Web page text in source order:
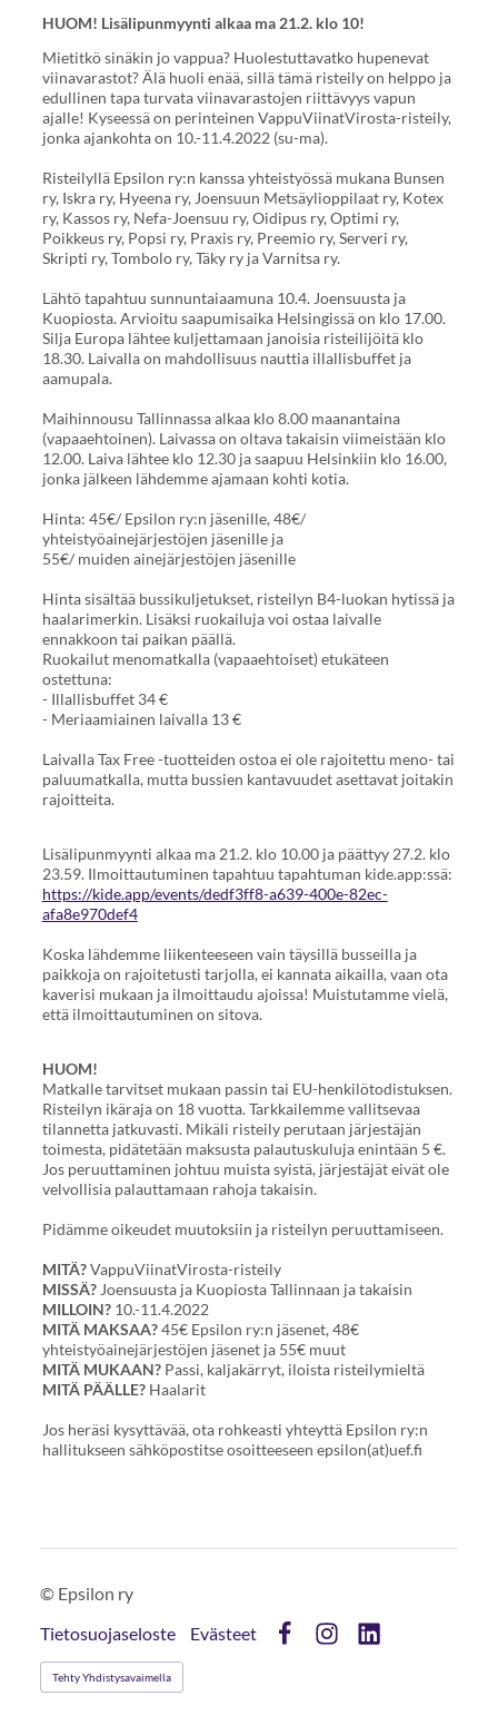
HUOM! Lisälipunmyynti alkaa ma 21.2. klo 10!
Mietitkö sinäkin jo vappua? Huolestuttavatko hupenevat
viinavarastot? Älä huoli enää, sillä tämä risteily on helppo ja
edullinen tapa turvata viinavarastojen riittävyys vapun
ajalle! Kyseessä on perinteinen VappuViinatVirosta-risteily,
jonka ajankohta on 10.-11.4.2022 (su-ma).
Risteilyllä Epsilon ry:n kanssa yhteistyössä mukana Bunsen
ry, Iskra ry, Hyeena ry, Joensuun Metsäylioppilaat ry, Kotex
ry, Kassos ry, Nefa-Joensuu ry, Oidipus ry, Optimi ry,
Poikkeus ry, Popsi ry, Praxis ry, Preemio ry, Serveri ry,
Skripti ry, Tombolo ry, Täky ry ja Varnitsa ry.
Lähtö tapahtuu sunnuntaiaamuna 10.4. Joensuusta ja
Kuopiosta. Arvioitu saapumisaika Helsingissä on klo 17.00.
Silja Europa lähtee kuljettamaan janoisia risteilijöitä klo
18.30. Laivalla on mahdollisuus nauttia illallisbuffet ja
aamupala.
Maihinnousu Tallinnassa alkaa klo 8.00 maanantaina
(vapaaehtoinen). Laivassa on oltava takaisin viimeistään klo
12.00. Laiva lähtee klo 12.30 ja saapuu Helsinkiin klo 16.00,
jonka jälkeen lähdemme ajamaan kohti kotia.
Hinta: 45€/ Epsilon ry:n jäsenille, 48€/
yhteistyöainejärjestöjen jäsenille ja
55€/ muiden ainejärjestöjen jäsenille
Hinta sisältää bussikuljetukset, risteilyn B4-luokan hytissä ja
haalarimerkin. Lisäksi ruokailuja voi ostaa laivalle
ennakkoon tai paikan päällä.
Ruokailut menomatkalla (vapaaehtoiset) etukäteen
ostettuna:
- Illallisbuffet 34 €
- Meriaamiainen laivalla 13 €
Laivalla Tax Free -tuotteiden ostoa ei ole rajoitettu meno- tai
paluumatkalla, mutta bussien kantavuudet asettavat joitakin
rajoitteita.
Lisälipunmyynti alkaa ma 21.2. klo 10.00 ja päättyy 27.2. klo
23.59. Ilmoittautuminen tapahtuu tapahtuman kide.app:ssä:
https://kide.app/events/dedf3ff8-a639-400e-82ec-
afa8e970def4
Koska lähdemme liikenteeseen vain täysillä busseilla ja
paikkoja on rajoitetusti tarjolla, ei kannata aikailla, vaan ota
kaverisi mukaan ja ilmoittaudu ajoissa! Muistutamme vielä,
että ilmoittautuminen on sitova.
HUOM!
Matkalle tarvitset mukaan passin tai EU-henkilötodistuksen.
Risteilyn ikäraja on 18 vuotta. Tarkkailemme vallitsevaa
tilannetta jatkuvasti. Mikäli risteily perutaan järjestäjän
toimesta, pidätetään maksusta palautuskuluja enintään 5 €.
Jos peruuttaminen johtuu muista syistä, järjestäjät eivät ole
velvollisia palauttamaan rahoja takaisin.
Pidämme oikeudet muutoksiin ja risteilyn peruuttamiseen.
MITÄ?VappuViinatVirosta-risteily
MISSÄ?Joensuusta ja Kuopiosta Tallinnaan ja takaisin
MILLOIN?10.-11.4.2022
MITÄ MAKSAA?45€ Epsilon ry:n jäsenet, 48€
yhteistyöainejärjestöjen jäsenet ja 55€ muut
MITÄ MUKAAN?Passi, kaljakärryt, iloista risteilymieltä
MITÄ PÄÄLLE?Haalarit
Jos heräsi kysyttävää, ota rohkeasti yhteyttä Epsilon ry:n
hallitukseen sähköpostitse osoitteeseen epsilon(at)uef.fi
© Epsilon ry
Tietosuojaseloste
Evästeet
Tehty Yhdistysavaimella